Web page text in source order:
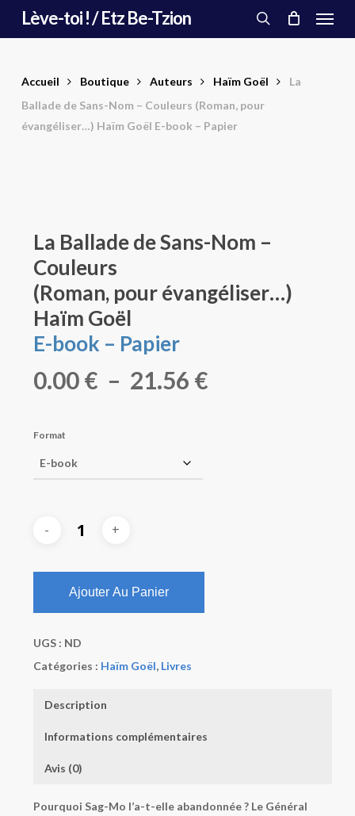
Lève-toi ! / Etz Be-Tzion
search
Menu
Accueil Boutique Auteurs Haïm Goël
La
Ballade de Sans-Nom – Couleurs (Roman, pour
évangéliser…) Haïm Goël E-book – Papier
La Ballade de Sans-Nom –
Couleurs
(Roman, pour évangéliser…)
Haïm Goël
E-book – Papier
0.00€ – 21.56 €Plage
Format
Ajouter Au Panier
UGS : ND
Catégories : Haïm Goël, Livres
Description
Informations complémentaires
Avis (0)
Pourquoi Sag-Mo l’a-t-elle abandonnée ? Le Général